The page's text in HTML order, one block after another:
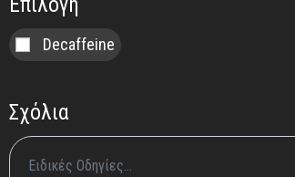
Decaffeine
Σχόλια